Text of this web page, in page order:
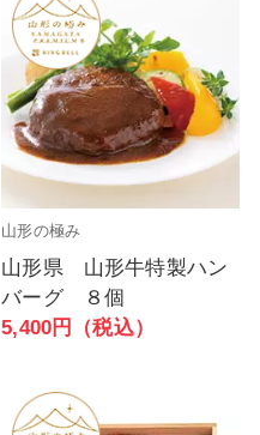
山形の極み
山形県 山形牛特製ハン
バーグ ８個
5,400円（税込）